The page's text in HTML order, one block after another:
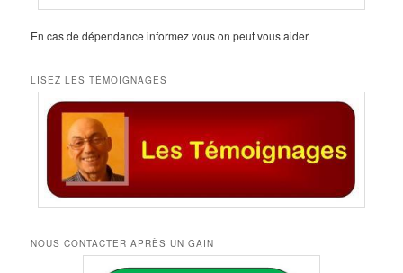
En cas de dépendance informez vous on peut vous aider.
LISEZ LES TÉMOIGNAGES
NOUS CONTACTER APRÈS UN GAIN